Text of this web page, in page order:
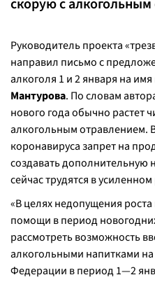
Руководитель проекта
направил письмо с
алкоголя 1 и 2 января на
Мантурова. По словам
нового года обычно растет
алкогольным отравлением.
коронавируса запрет на
создавать дополнительную
сейчас трудятся в
«В целях недопущения
помощи в период
рассмотреть возможность
алкогольными напитками
Федерации в период 1—2